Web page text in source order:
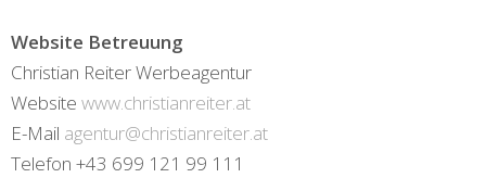
Website Betreuung
Christian Reiter Werbeagentur
Website www.christianreiter.at
E-Mail agentur@christianreiter.at
Telefon +43 699 121 99 111